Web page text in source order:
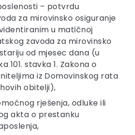
– potvrdu
za mirovinsko osiguranje
u matičnoj
zavoda za mirovinsko
od mjesec dana (u
101. stavka 1. Zakona o
iz Domovinskog rata
obitelji),
rješenja, odluke ili
akta o prestanku